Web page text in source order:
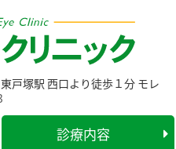
戸塚駅 西口より徒歩１分 モレ
診療内容